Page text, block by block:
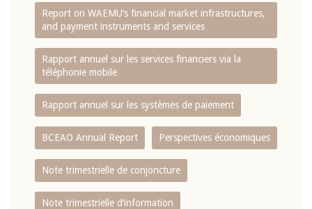
Report on WAEMU’s financial market infrastructures,
and payment instruments and services
Rapport annuel sur les services financiers via la
téléphonie mobile
Rapport annuel sur les systèmes de paiement
BCEAO Annual Report Perspectives économiques
Note trimestrielle de conjoncture
Note trimestrielle d‘information